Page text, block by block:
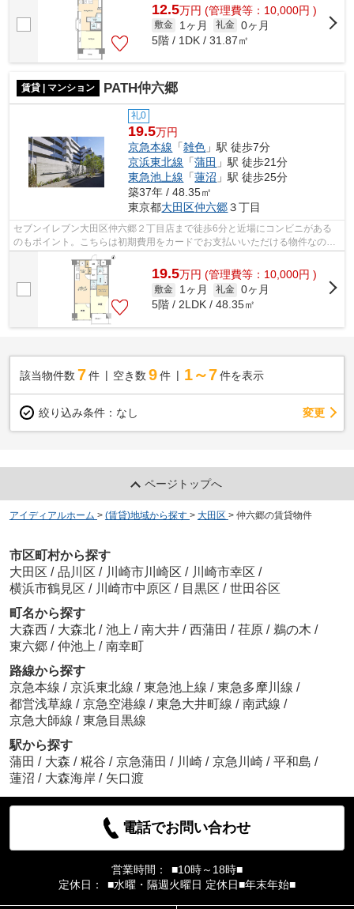
12.5万円 (管理費等：10,000円 )
敷金 1ヶ月 礼金 0ヶ月
5階 / 1DK / 31.87㎡
賃貸 | マンション PATH仲六郷
礼0
19.5万円
京急本線 「雑色 」駅 徒歩7分
京浜東北線 「蒲田 」駅 徒歩21分
東急池上線 「蓮沼 」駅 徒歩25分
築37年 / 48.35㎡
東京都大田区仲六郷３丁目
セブンイレブン大田区仲六郷２丁目店まで徒歩6分と近場にコンビニがある
のもポイント。こちらは初期費用をカードでお支払いいただける物件なの
で、支払い手続きの手間が省けます。2駅...
19.5万円 (管理費等：10,000円 )
敷金 1ヶ月 礼金 0ヶ月
5階 / 2LDK / 48.35㎡
該当物件数 7件 空き数 9 件 1～7 件を表示
絞り込み条件： なし 変更
ページトップへ
アイディアルホーム > (賃貸)地域から探す > 大田区 > 仲六郷の賃貸物件
市区町村から探す
大田区 / 品川区 / 川崎市川崎区 / 川崎市幸区 /
横浜市鶴見区 / 川崎市中原区 / 目黒区 / 世田谷区
町名から探す
大森西 / 大森北 / 池上 / 南大井 / 西蒲田 / 荏原 / 鵜の木 /
東六郷 / 仲池上 / 南幸町
路線から探す
京急本線 / 京浜東北線 / 東急池上線 / 東急多摩川線 /
都営浅草線 / 京急空港線 / 東急大井町線 / 南武線 /
京急大師線 / 東急目黒線
駅から探す
蒲田 / 大森 / 糀谷 / 京急蒲田 / 川崎 / 京急川崎 / 平和島 /
蓮沼 / 大森海岸 / 矢口渡
電話でお問い合わせ
営業時間：
■10時～18時■
定休日：
■水曜・隔週火曜日 定休日■年末年始■